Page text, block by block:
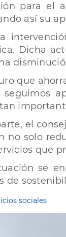
para el
así su
Dicha
que
seguimos
el
no solo
que
se
de
sociales